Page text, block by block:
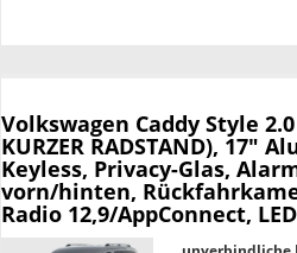
Volkswagen Caddy Style 2.0
KURZER RADSTAND), 17"
Keyless, Privacy-Glas,
vorn/hinten,
Radio 12,9/AppConnect,